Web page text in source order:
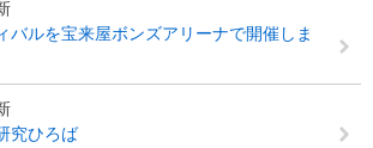
バルを宝来屋ボンズアリーナで開催しま
究ひろば